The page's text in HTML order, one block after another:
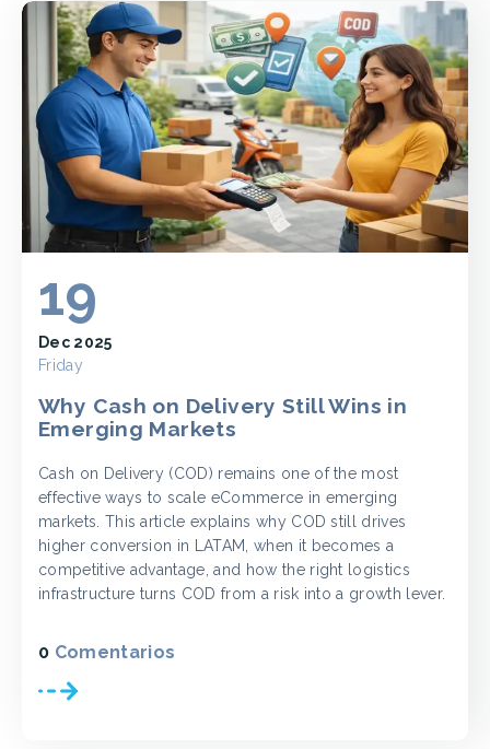
19
Dec 2025
Friday
Why Cash on Delivery Still Wins in
Emerging Markets
Cash on Delivery (COD) remains one of the most
effective ways to scale eCommerce in emerging
markets. This article explains why COD still drives
higher conversion in LATAM, when it becomes a
competitive advantage, and how the right logistics
infrastructure turns COD from a risk into a growth lever.
0 Comentarios